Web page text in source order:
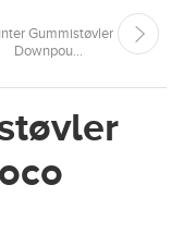
Gummistøvler
Downpou...